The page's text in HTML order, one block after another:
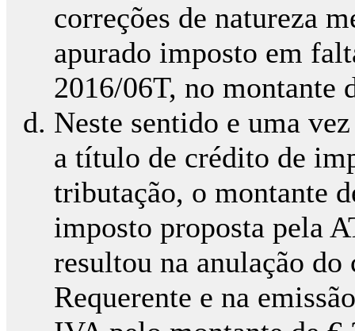
correções de natureza
apurado imposto em
2016/06T, no montante
Neste sentido e uma
a título de crédito de
tributação, o montante
imposto proposta pela
resultou na anulação
Requerente e na